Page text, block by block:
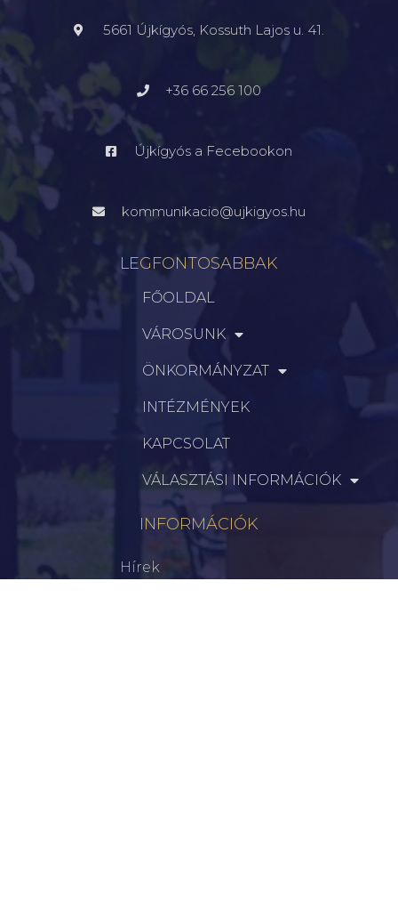
5661 Újkígyós, Kossuth Lajos u. 41.
+36 66 256 100
Újkígyós a Fecebookon
kommunikacio@ujkigyos.hu
LEGFONTOSABBAK
FŐOLDAL
VÁROSUNK
ÖNKORMÁNYZAT
INTÉZMÉNYEK
KAPCSOLAT
VÁLASZTÁSI INFORMÁCIÓK
INFORMÁCIÓK
Hírek